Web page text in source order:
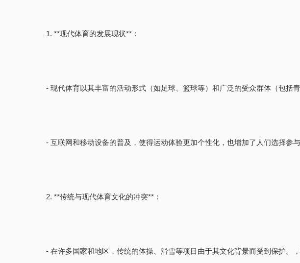
1. **现代体育的发展现状**：
- 现代体育以其丰富的活动形式（如足球、篮球等）和广泛的受众群体（包括
- 互联网和移动设备的普及，使得运动体验更加个性化，也增加了人们选择参与
2. **传统与现代体育文化的冲突**：
- 在许多国家和地区，传统的体操、滑雪等项目由于其文化背景而受到保护。